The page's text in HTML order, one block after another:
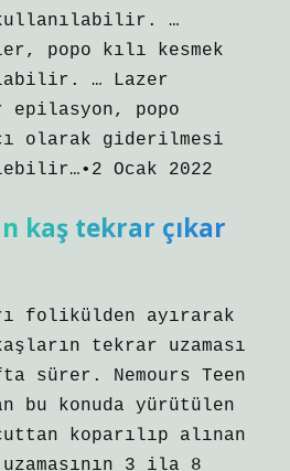
…
popo kılı kesmek
… Lazer
epilasyon, popo
olarak giderilmesi
Ocak 2022
kaş tekrar çıkar
folikülden ayırarak
tekrar uzaması
sürer. Nemours Teen
bu konuda yürütülen
koparılıp alınan
3 ila 8